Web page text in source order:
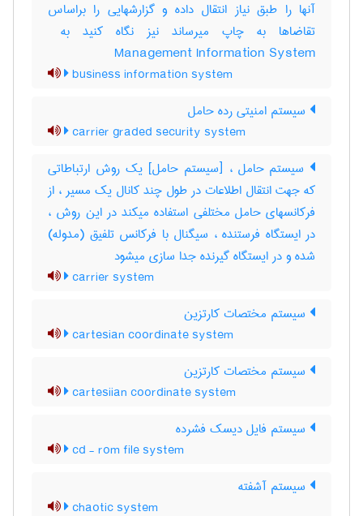
آنها را طبق نیاز انتقال داده و گزارشهایی را براساس
Management Information System
business information system
سیستم امنیتی رده حامل
carrier graded security system
سیستم حامل ، [سیستم حامل] یک روش ارتباطاتی
که جهت انتقال اطلاعات در طول چند کانال یک مسیر ، از
فرکانسهای حامل مختلفی استفاده میکند در این روش ،
در ایستگاه فرستنده ، سیگنال با فرکانس تلفیق (مدوله)
شده و در ایستگاه گیرنده جدا سازی میشود
carrier system
سیستم مختصات کارتزین
cartesian coordinate system
سیستم مختصات کارتزین
cartesiian coordinate system
سیستم فایل دیسک فشرده
cd - rom file system
سیستم آشفته
chaotic system